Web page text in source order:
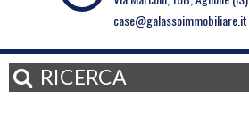
case@galassoimmobiliare.it
RICERCA